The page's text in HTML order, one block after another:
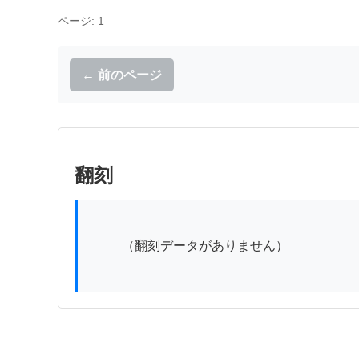
ページ: 1
← 前のページ
翻刻